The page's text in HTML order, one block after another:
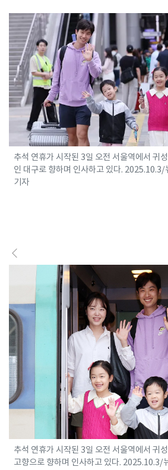
추석 연휴가 시작된 3일 오전 서울역에서 귀
인 대구로 향하며 인사하고 있다.
기자
추석 연휴가 시작된 3일 오전 서울역에서 귀
고향으로 향하며 인사하고 있다.